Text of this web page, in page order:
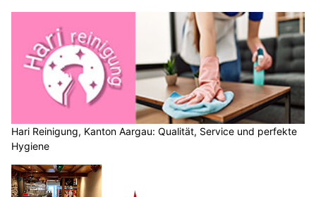
Hari Reinigung, Kanton Aargau: Qualität, Service und perfekte
Hygiene